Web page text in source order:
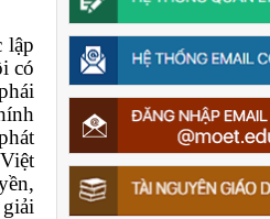
lập
có